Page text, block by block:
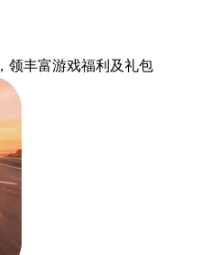
，领丰富游戏福利 及礼包